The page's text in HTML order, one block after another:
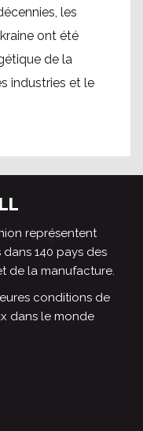
les
ont été
de la
industries et le
représentent
140 pays des
de la manufacture.
conditions de
dans le monde